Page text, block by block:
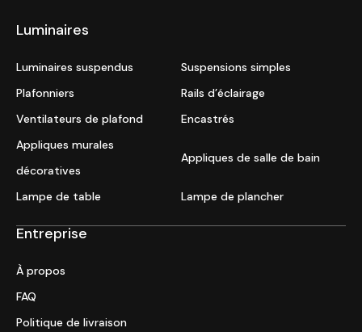
Luminaires
Luminaires suspendus
Suspensions simples
Plafonniers
Rails d’éclairage
Ventilateurs de plafond
Encastrés
Appliques murales
décoratives
Appliques de salle de bain
Lampe de table Lampe de plancher
Entreprise
À propos
FAQ
Politique de livraison